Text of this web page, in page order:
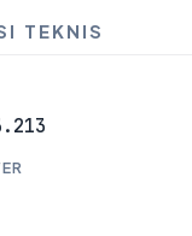
TEKNIS